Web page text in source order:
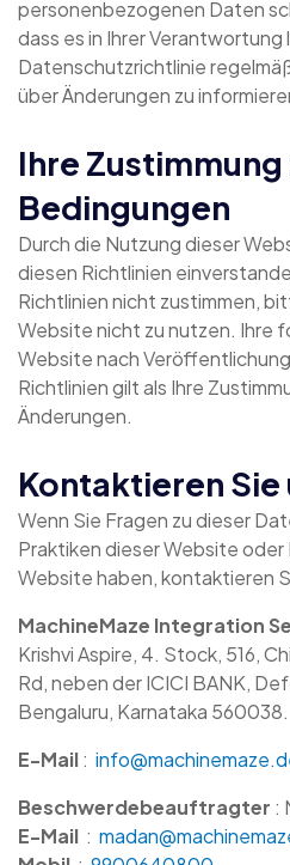
personenbezogenen Daten
dass es in Ihrer Verantwortung
Datenschutzrichtlinie
über Änderungen zu
Ihre Zustimmung
Bedingungen
Durch die Nutzung dieser
diesen Richtlinien
Richtlinien nicht zustimmen,
Website nicht zu nutzen. Ihre
Website nach
Richtlinien gilt als Ihre
Änderungen.
Kontaktieren Sie
Wenn Sie Fragen zu dieser
Praktiken dieser Website
Website haben, kontaktieren
MachineMaze Integration
Krishvi Aspire, 4. Stock, 516,
Rd, neben der ICICI BANK,
Bengaluru, Karnataka 560038.
E-Mail:
Beschwerdebeauftragter :
E-Mail :